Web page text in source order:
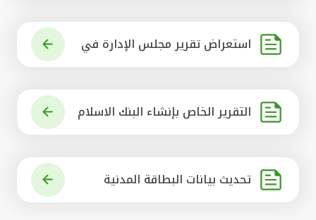
استعراض تقرير مجلس الإدارة في
التقرير الخاص بإنشاء البنك الاسلام
تحديث بيانات البطاقة المدنية